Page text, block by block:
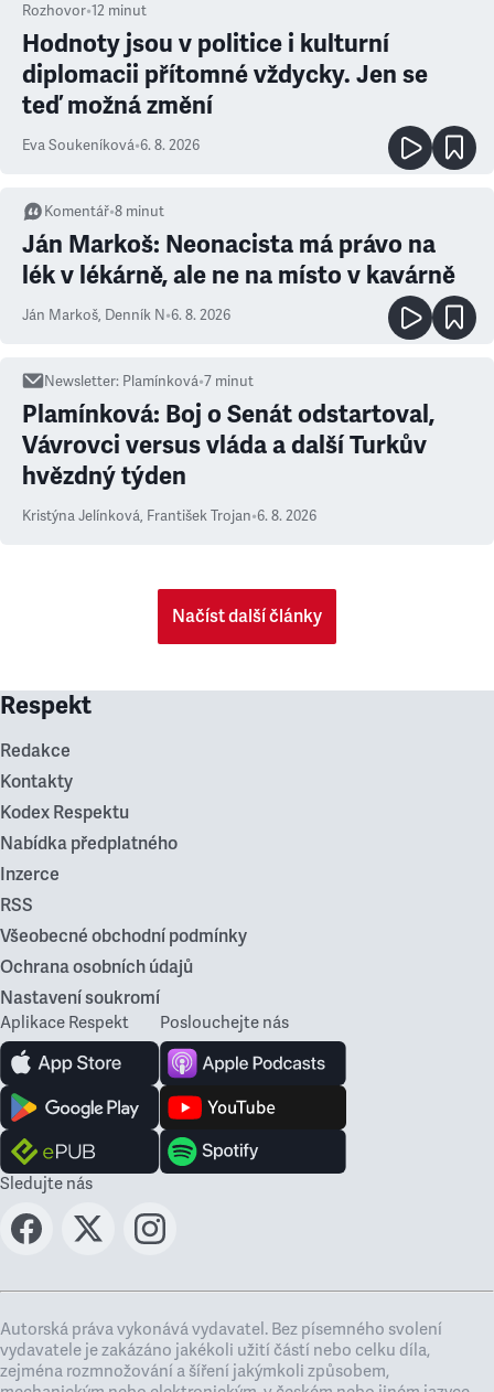
Rozhovor•12 minut
Hodnoty jsou v politice i kulturní
diplomacii přítomné vždycky. Jen se
teď možná změní
Eva Soukeníková•6. 8. 2026
Komentář•8 minut
Ján Markoš: Neonacista má právo na
lék v lékárně, ale ne na místo v kavárně
Ján Markoš, Denník N•6. 8. 2026
Newsletter: Plamínková•7 minut
Plamínková: Boj o Senát odstartoval,
Vávrovci versus vláda a další Turkův
hvězdný týden
Kristýna Jelínková, František Trojan•6. 8. 2026
Načíst další články
Respekt
Redakce
Kontakty
Kodex Respektu
Nabídka předplatného
Inzerce
RSS
Všeobecné obchodní podmínky
Ochrana osobních údajů
Nastavení soukromí
Aplikace Respekt Poslouchejte nás
Sledujte nás
Autorská práva vykonává vydavatel. Bez písemného svolení
vydavatele je zakázáno jakékoli užití částí nebo celku díla,
zejména rozmnožování a šíření jakýmkoli způsobem,